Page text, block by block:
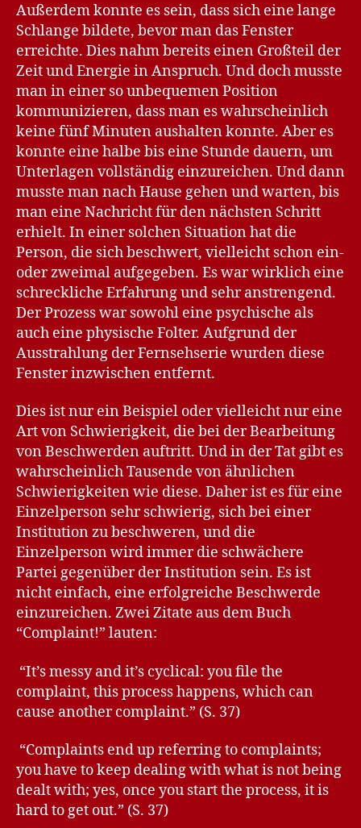
Außerdem konnte es sein, dass sich eine lange
Schlange bildete, bevor man das Fenster
erreichte. Dies nahm bereits einen Großteil der
Zeit und Energie in Anspruch. Und doch musste
man in einer so unbequemen Position
kommunizieren, dass man es wahrscheinlich
keine fünf Minuten aushalten konnte. Aber es
konnte eine halbe bis eine Stunde dauern, um
Unterlagen vollständig einzureichen. Und dann
musste man nach Hause gehen und warten, bis
man eine Nachricht für den nächsten Schritt
erhielt. In einer solchen Situation hat die
Person, die sich beschwert, vielleicht schon ein-
oder zweimal aufgegeben. Es war wirklich eine
schreckliche Erfahrung und sehr anstrengend.
Der Prozess war sowohl eine psychische als
auch eine physische Folter. Aufgrund der
Ausstrahlung der Fernsehserie wurden diese
Fenster inzwischen entfernt.
Dies ist nur ein Beispiel oder vielleicht nur eine
Art von Schwierigkeit, die bei der Bearbeitung
von Beschwerden auftritt. Und in der Tat gibt es
wahrscheinlich Tausende von ähnlichen
Schwierigkeiten wie diese. Daher ist es für eine
Einzelperson sehr schwierig, sich bei einer
Institution zu beschweren, und die
Einzelperson wird immer die schwächere
Partei gegenüber der Institution sein. Es ist
nicht einfach, eine erfolgreiche Beschwerde
einzureichen. Zwei Zitate aus dem Buch
“Complaint!” lauten:
“It’s messy and it’s cyclical: you file the
complaint, this process happens, which can
cause another complaint.” (S. 37)
“Complaints end up referring to complaints;
you have to keep dealing with what is not being
dealt with; yes, once you start the process, it is
hard to get out.” (S. 37)